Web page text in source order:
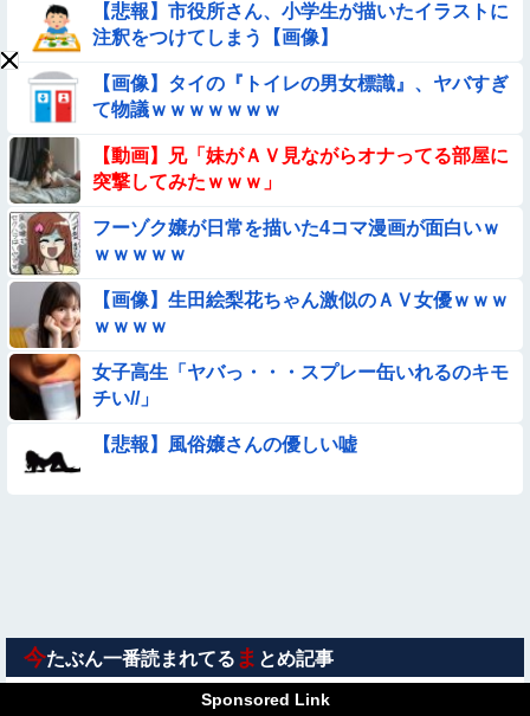
★★同格のように語られてるけど実際は『雲泥の差』があるも
のと言えば？
【悩み相談】昭和の高1女子さん、夏の体験談ｗｗｗｗｗｗｗ
【動画像】飛行機に『水銀』を持ち込めない理由がこれ【→】
【悲報】イッヌさん、飼い主の『レズプレイ』を見てドン引
き・・・
【動画】白人「日本で一番美味い食べ物はこれな、試してみ
ろ！飛ぶぞ」
★★昨晩、久しぶりに嫁とセックスしたんだが・・・
【動画像】女の子「ウエスト？・・・60㎝だよ！」
【画像】女子高生「え待って、パパが隣りの車両いる。。。」
て炎上
【悲報】市役所さん、小学生が描いたイラストに
注釈をつけてしまう【画像】
【画像】タイの『トイレの男女標識』、ヤバすぎ
て物議ｗｗｗｗｗｗｗ
【動画】兄「妹がＡＶ見ながらオナってる部屋に
突撃してみたｗｗｗ」
フーゾク嬢が日常を描いた4コマ漫画が面白いｗ
ｗｗｗｗｗ
【画像】生田絵梨花ちゃん激似のＡＶ女優ｗｗｗ
ｗｗｗｗ
女子高生「ヤバっ・・・スプレー缶いれるのキモ
チい//」
【悲報】風俗嬢さんの優しい嘘
今たぶん一番読まれてる ま とめ記事
【困惑】離婚後18年…元嫁の娘が突然襲来！？その目的が
Sponsored Link